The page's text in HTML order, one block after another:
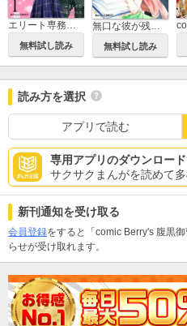
エリート専務の甘い策略
無料試し読み
無口な彼が残業する理由
無料試し読み
読み方を選択
アプリで読む
専用アプリのダウンロード
サクサクまんがを読めて多
新刊通知を受け取る
会員登録をすると「comic Berry's 腹黒
らせが受け取れます。